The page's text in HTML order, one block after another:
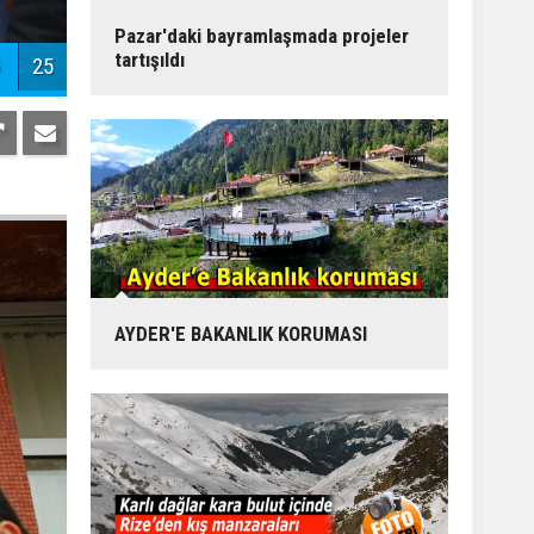
25
Pazar'daki bayramlaşmada projeler
tartışıldı
AYDER'E BAKANLIK KORUMASI